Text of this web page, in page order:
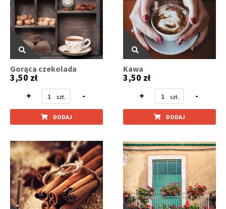
Gorąca czekolada
3,50 zł
+
-
DODAJ
Kawa
3,50 zł
+
-
DODAJ